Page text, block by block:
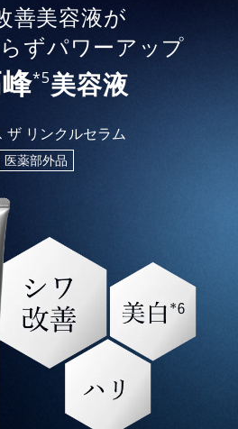
善美容液が
ずパワーアップ
*5美容液
ザ リンクルセラム
医薬部外品